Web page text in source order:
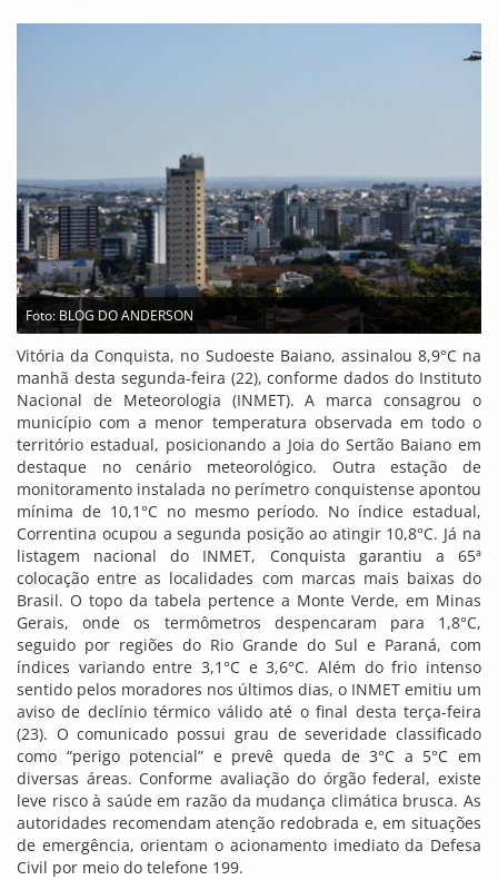
Foto: BLOG DO ANDERSON
Vitória da Conquista, no Sudoeste Baiano, assinalou 8,9°C na
manhã desta segunda-feira (22), conforme dados do Instituto
Nacional de Meteorologia (INMET). A marca consagrou o
município com a menor temperatura observada em todo o
território estadual, posicionando a Joia do Sertão Baiano em
destaque no cenário meteorológico. Outra estação de
monitoramento instalada no perímetro conquistense apontou
mínima de 10,1°C no mesmo período. No índice estadual,
Correntina ocupou a segunda posição ao atingir 10,8°C. Já na
listagem nacional do INMET, Conquista garantiu a 65ª
colocação entre as localidades com marcas mais baixas do
Brasil. O topo da tabela pertence a Monte Verde, em Minas
Gerais, onde os termômetros despencaram para 1,8°C,
seguido por regiões do Rio Grande do Sul e Paraná, com
índices variando entre 3,1°C e 3,6°C. Além do frio intenso
sentido pelos moradores nos últimos dias, o INMET emitiu um
aviso de declínio térmico válido até o final desta terça-feira
(23). O comunicado possui grau de severidade classificado
como “perigo potencial” e prevê queda de 3°C a 5°C em
diversas áreas. Conforme avaliação do órgão federal, existe
leve risco à saúde em razão da mudança climática brusca. As
autoridades recomendam atenção redobrada e, em situações
de emergência, orientam o acionamento imediato da Defesa
Civil por meio do telefone 199.